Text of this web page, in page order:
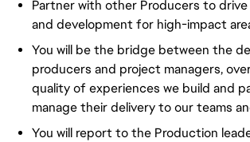
Partner with other Producers to
and development for high-impact
You will be the bridge between the
producers and project managers,
quality of experiences we build and
manage their delivery to our teams
You will report to the Production